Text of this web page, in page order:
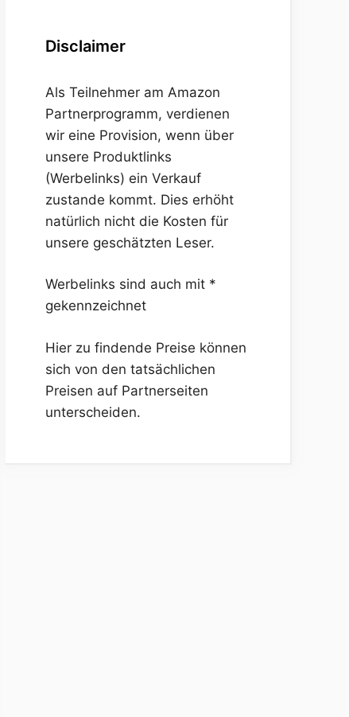
Disclaimer
Als Teilnehmer am Amazon
Partnerprogramm, verdienen
wir eine Provision, wenn über
unsere Produktlinks
(Werbelinks) ein Verkauf
zustande kommt. Dies erhöht
natürlich nicht die Kosten für
unsere geschätzten Leser.
Werbelinks sind auch mit *
gekennzeichnet
Hier zu findende Preise können
sich von den tatsächlichen
Preisen auf Partnerseiten
unterscheiden.